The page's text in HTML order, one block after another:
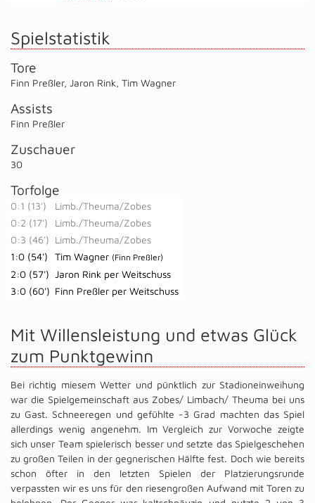
Spielstatistik
Tore
Finn Preßler, Jaron Rink, Tim Wagner
Assists
Finn Preßler
Zuschauer
30
Torfolge
0:1 (13')
Limb./​Theuma/Zobes
0:2 (17')
Limb./​Theuma/Zobes
0:3 (46') Limb./​Theuma/Zobes
1:0 (54')
Tim Wagner (Finn Preßler)
2:0 (57') Jaron Rink per Weitschuss
3:0 (60') Finn Preßler per Weitschuss
Mit Willensleistung und etwas Glück
zum Punktgewinn
Bei richtig miesem Wetter und pünktlich zur Stadioneinweihung
war die Spielgemeinschaft aus Zobes/ Limbach/ Theuma bei uns
zu Gast. Schneeregen und gefühlte -3 Grad machten das Spiel
allerdings wenig angenehm. Im Vergleich zur Vorwoche zeigte
sich unser Team spielerisch besser und setzte das Spielgeschehen
zu großen Teilen in der gegnerischen Hälfte fest. Doch wie bereits
schon öfter in den letzten Spielen der Platzierungsrunde
verpassten wir es uns für den riesengroßen Aufwand mit Toren zu